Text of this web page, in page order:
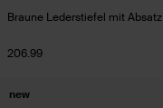
Braune Lederstiefel mit Absatz
206.99
new